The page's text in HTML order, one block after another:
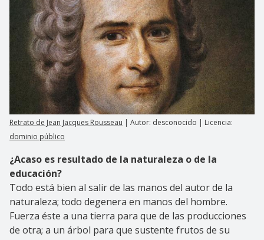
Retrato de Jean Jacques Rousseau | Autor: desconocido | Licencia:
dominio público
¿Acaso es resultado de la naturaleza o de la
educación?
Todo está bien al salir de las manos del autor de la
naturaleza; todo degenera en manos del hombre.
Fuerza éste a una tierra para que de las producciones
de otra; a un árbol para que sustente frutos de su